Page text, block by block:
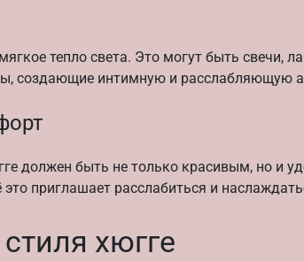
тепло света. Это могут быть свечи,
создающие интимную и расслабляющую
должен быть не только красивым, но и
приглашает расслабиться и
хюгге